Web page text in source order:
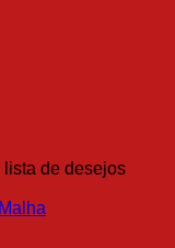
lista de desejos